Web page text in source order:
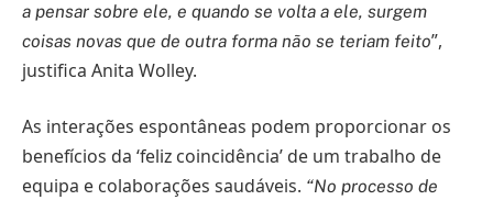
a pensar sobre ele, e quando se volta a ele, surgem
coisas novas que de outra forma não se teriam feito”,
justifica Anita Wolley.
As interações espontâneas podem proporcionar os
benefícios da ‘feliz coincidência’ de um trabalho de
equipa e colaborações saudáveis. “No processo de